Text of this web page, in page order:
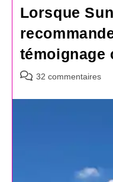
Lorsque
Commentaires
la
32 commentaires